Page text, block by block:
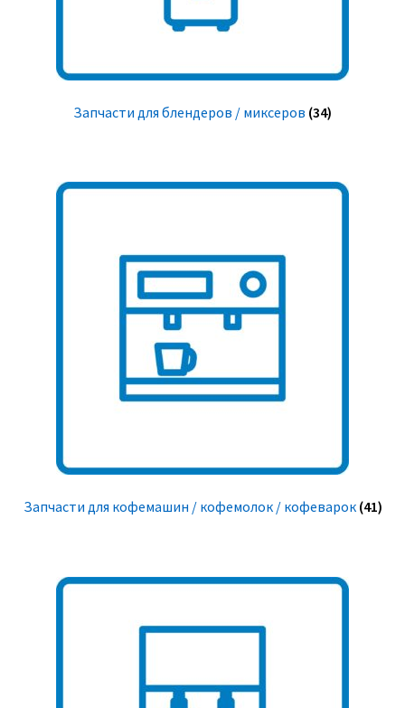
Запчасти для блендеров / миксеров (34)
Запчасти для кофемашин / кофемолок / кофеварок (41)